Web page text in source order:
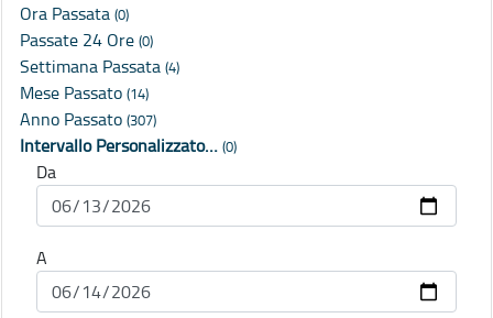
Ora Passata (0)
Passate 24 Ore (0)
Settimana Passata (4)
Mese Passato (14)
Anno Passato (307)
Intervallo Personalizzato… (0)
Da
A